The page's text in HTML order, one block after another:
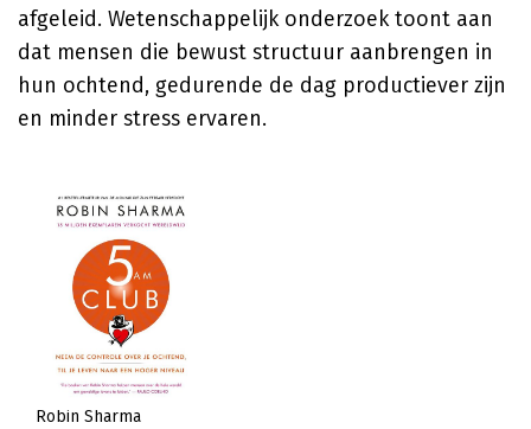
afgeleid. Wetenschappelijk onderzoek toont aan
dat mensen die bewust structuur aanbrengen in
hun ochtend, gedurende de dag productiever zijn
en minder stress ervaren.
Robin Sharma